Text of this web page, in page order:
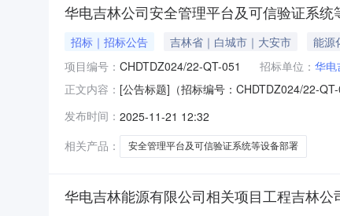
华电吉林公司安全管理平台及可信验证系
招标｜招标公告 吉林省｜白城市｜大安市 能源
项目编号： CHDTDZ024/22-QT-051 招标单位： 华电
正文内容： [公告标题]（招标编号：CHDTDZ024/22-
司、华电东辽县能源有限公司、白山华电蒙
能德惠风力发电有限公司，项目资
发布时间： 2025-11-21 12:32
相关产品：
安全管理平台及可信验证系统等设备部署
华电吉林能源有限公司相关项目工程吉林